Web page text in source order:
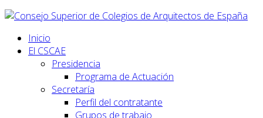
Inicio
El CSCAE
Presidencia
Programa de Actuación
Secretaría
Perfil del contratante
Grupos de trabajo